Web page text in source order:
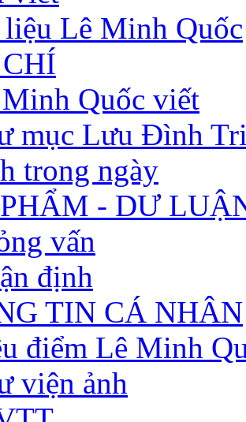
Lê Minh Quốc
Quốc viết
mục Lưu Đình
trong ngày
- DƯ
vấn
định
TIN CÁ NHÂN
điểm Lê Minh
viện ảnh